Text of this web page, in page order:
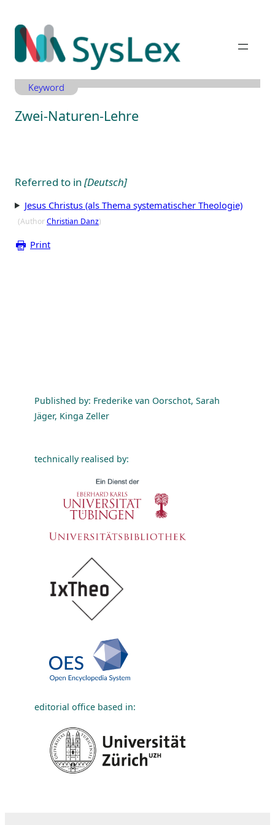
Inhalt
springen
Keyword
Zwei-Naturen-Lehre
Referred to in[Deutsch]
Jesus Christus (als Thema systematischer Theologie)
(AuthorChristian Danz)
Print
Published by: Frederike van Oorschot, Sarah
Jäger, Kinga Zeller
technically realised by:
editorial office based in: